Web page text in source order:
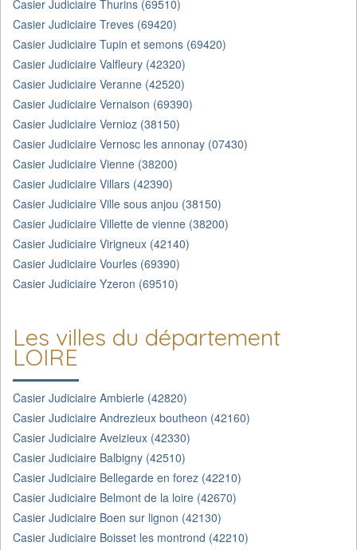
Casier Judiciaire Thurins (69510)
Casier Judiciaire Treves (69420)
Casier Judiciaire Tupin et semons (69420)
Casier Judiciaire Valfleury (42320)
Casier Judiciaire Veranne (42520)
Casier Judiciaire Vernaison (69390)
Casier Judiciaire Vernioz (38150)
Casier Judiciaire Vernosc les annonay (07430)
Casier Judiciaire Vienne (38200)
Casier Judiciaire Villars (42390)
Casier Judiciaire Ville sous anjou (38150)
Casier Judiciaire Villette de vienne (38200)
Casier Judiciaire Virigneux (42140)
Casier Judiciaire Vourles (69390)
Casier Judiciaire Yzeron (69510)
Les villes du département
LOIRE
Casier Judiciaire Ambierle (42820)
Casier Judiciaire Andrezieux boutheon (42160)
Casier Judiciaire Aveizieux (42330)
Casier Judiciaire Balbigny (42510)
Casier Judiciaire Bellegarde en forez (42210)
Casier Judiciaire Belmont de la loire (42670)
Casier Judiciaire Boen sur lignon (42130)
Casier Judiciaire Boisset les montrond (42210)